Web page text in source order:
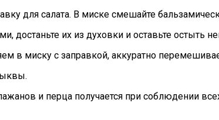
для салата. В миске смешайте
достаньте их из духовки и оставьте остыть
в миску с заправкой, аккуратно
и перца получается при соблюдении